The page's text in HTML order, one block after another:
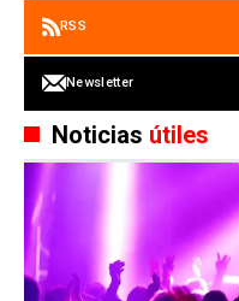
RSS
Newsletter
Noticias útiles